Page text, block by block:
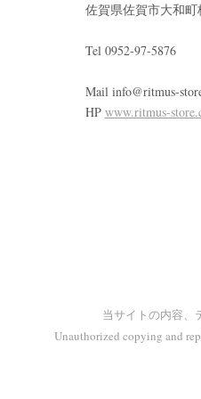
佐賀県佐賀市大和町
Tel 0952-97-5876
Mail info@ritmus-
HP www.ritmus-
当サイトの内容、
Unauthorized copying and